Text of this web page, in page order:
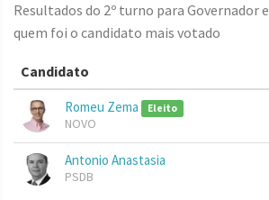
Resultados do 2º turno para Governador
quem foi o candidato mais votado
Candidato
Romeu Zema Eleito
NOVO
Antonio Anastasia
PSDB